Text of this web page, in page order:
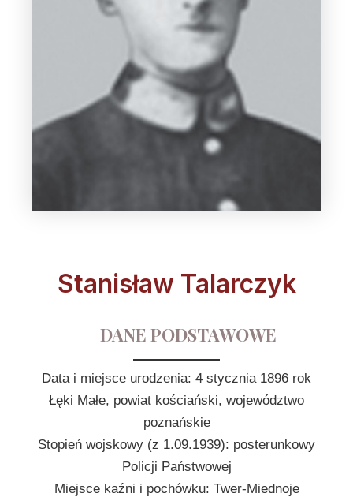
Stanisław Talarczyk
DANE PODSTAWOWE
Data i miejsce urodzenia: 4 stycznia 1896 rok
Łęki Małe, powiat kościański, województwo
poznańskie
Stopień wojskowy (z 1.09.1939): posterunkowy
Policji Państwowej
Miejsce kaźni i pochówku: Twer-Miednoje